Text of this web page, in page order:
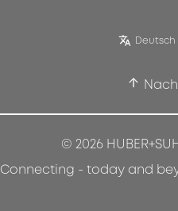
Deutsch
© 2026
Connecting - today and